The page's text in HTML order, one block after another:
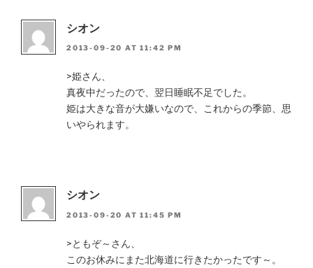
シオン
2013-09-20 AT 11:42 PM
>姫さん、
真夜中だったので、翌日睡眠不足でした。
姫は大きな音が大嫌いなので、これからの季節、思
いやられます。
シオン
2013-09-20 AT 11:45 PM
>ともぞ～さん、
このお休みにまた北海道に行きたかったです～。